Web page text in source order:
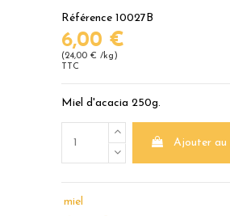
Référence 10027B
6,00 €
(24,00 € /kg)
TTC
Miel d'acacia 250g.
Ajouter au
miel